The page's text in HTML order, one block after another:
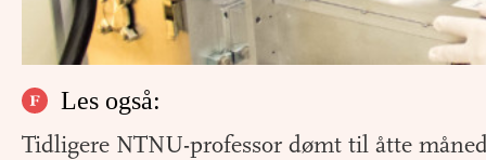
Les også:
Tidligere NTNU-professor dømt til åtte